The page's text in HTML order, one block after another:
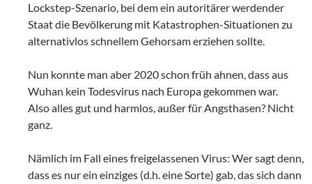
Lockstep-Szenario, bei dem ein autoritärer werdender
Staat die Bevölkerung mit Katastrophen-Situationen zu
alternativlos schnellem Gehorsam erziehen sollte.
Nun konnte man aber 2020 schon früh ahnen, dass aus
Wuhan kein Todesvirus nach Europa gekommen war.
Also alles gut und harmlos, außer für Angsthasen? Nicht
ganz.
Nämlich im Fall eines freigelassenen Virus: Wer sagt denn,
dass es nur ein einziges (d.h. eine Sorte) gab, das sich dann